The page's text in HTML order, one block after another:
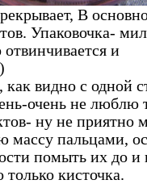
В
Упаковочка-
отвинчивается и
как видно с одной
очень не люблю
ну не приятно
массу пальцами,
помыть их до и
кисточка.